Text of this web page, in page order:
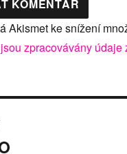
Akismet ke snížení
zpracovávány údaje